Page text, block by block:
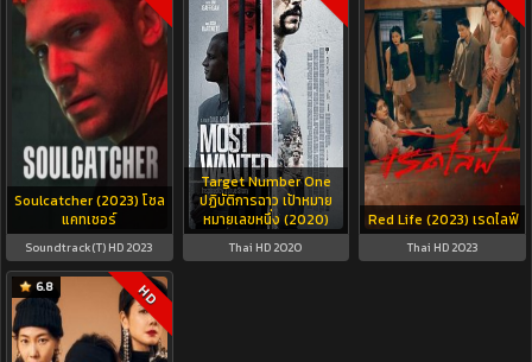
Soulcatcher (2023) โซล
แคทเชอร์
Soundtrack(T) HD 2023
Target Number One
ปฏิบัติการฉาว เป้าหมาย
หมายเลขหนึ่ง (2020)
Thai HD 2020
Red Life (2023) เรดไลฟ์
Thai HD 2023
6.8 HD